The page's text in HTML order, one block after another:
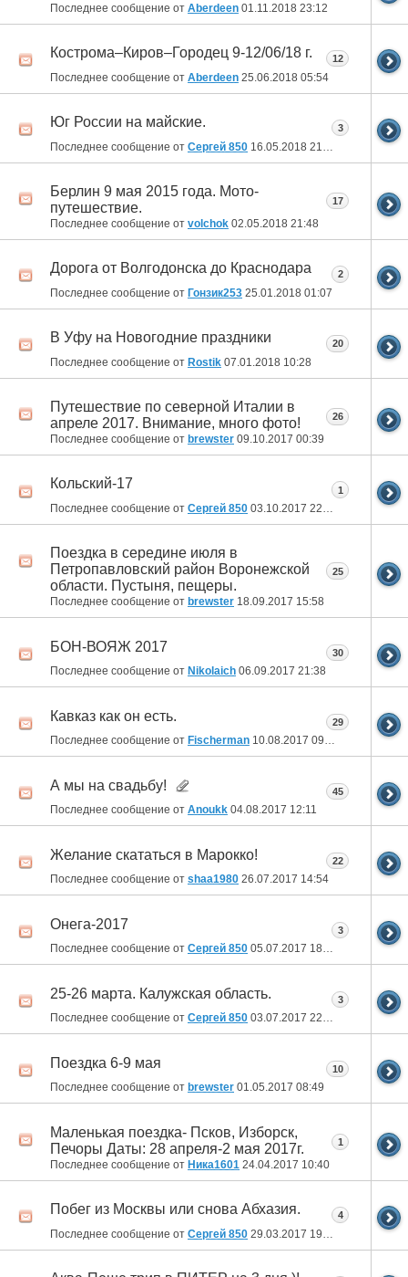
Последнее сообщение от Aberdeen 01.11.2018 23:12
Кострома–Киров–Городец 9-12/06/18 г.
Последнее сообщение от Aberdeen 25.06.2018 05:54
12
Юг России на майские.
Последнее сообщение от Сергей 850 16.05.2018 21:45
3
Берлин 9 мая 2015 года. Мото-
путешествие.
Последнее сообщение от volchok 02.05.2018 21:48
17
Дорога от Волгодонска до Краснодара
Последнее сообщение от Гонзик253 25.01.2018 01:07
2
В Уфу на Новогодние праздники
Последнее сообщение от Rostik 07.01.2018 10:28
20
Путешествие по северной Италии в
апреле 2017. Внимание, много фото!
Последнее сообщение от brewster 09.10.2017 00:39
26
Кольский-17
Последнее сообщение от Сергей 850 03.10.2017 22:13
1
Поездка в середине июля в
Петропавловский район Воронежской
области. Пустыня, пещеры.
Последнее сообщение от brewster 18.09.2017 15:58
25
БОН-ВОЯЖ 2017
Последнее сообщение от Nikolaich 06.09.2017 21:38
30
Кавказ как он есть.
Последнее сообщение от Fischerman 10.08.2017 09:52
29
А мы на свадьбу!
Последнее сообщение от Anoukk 04.08.2017 12:11
45
Желание скататься в Марокко!
Последнее сообщение от shaa1980 26.07.2017 14:54
22
Онега-2017
Последнее сообщение от Сергей 850 05.07.2017 18:09
3
25-26 марта. Калужская область.
Последнее сообщение от Сергей 850 03.07.2017 22:06
3
Поездка 6-9 мая
Последнее сообщение от brewster 01.05.2017 08:49
10
Маленькая поездка- Псков, Изборск,
Печоры Даты: 28 апреля-2 мая 2017г.
Последнее сообщение от Ника1601 24.04.2017 10:40
1
Побег из Москвы или снова Абхазия.
Последнее сообщение от Сергей 850 29.03.2017 19:03
4